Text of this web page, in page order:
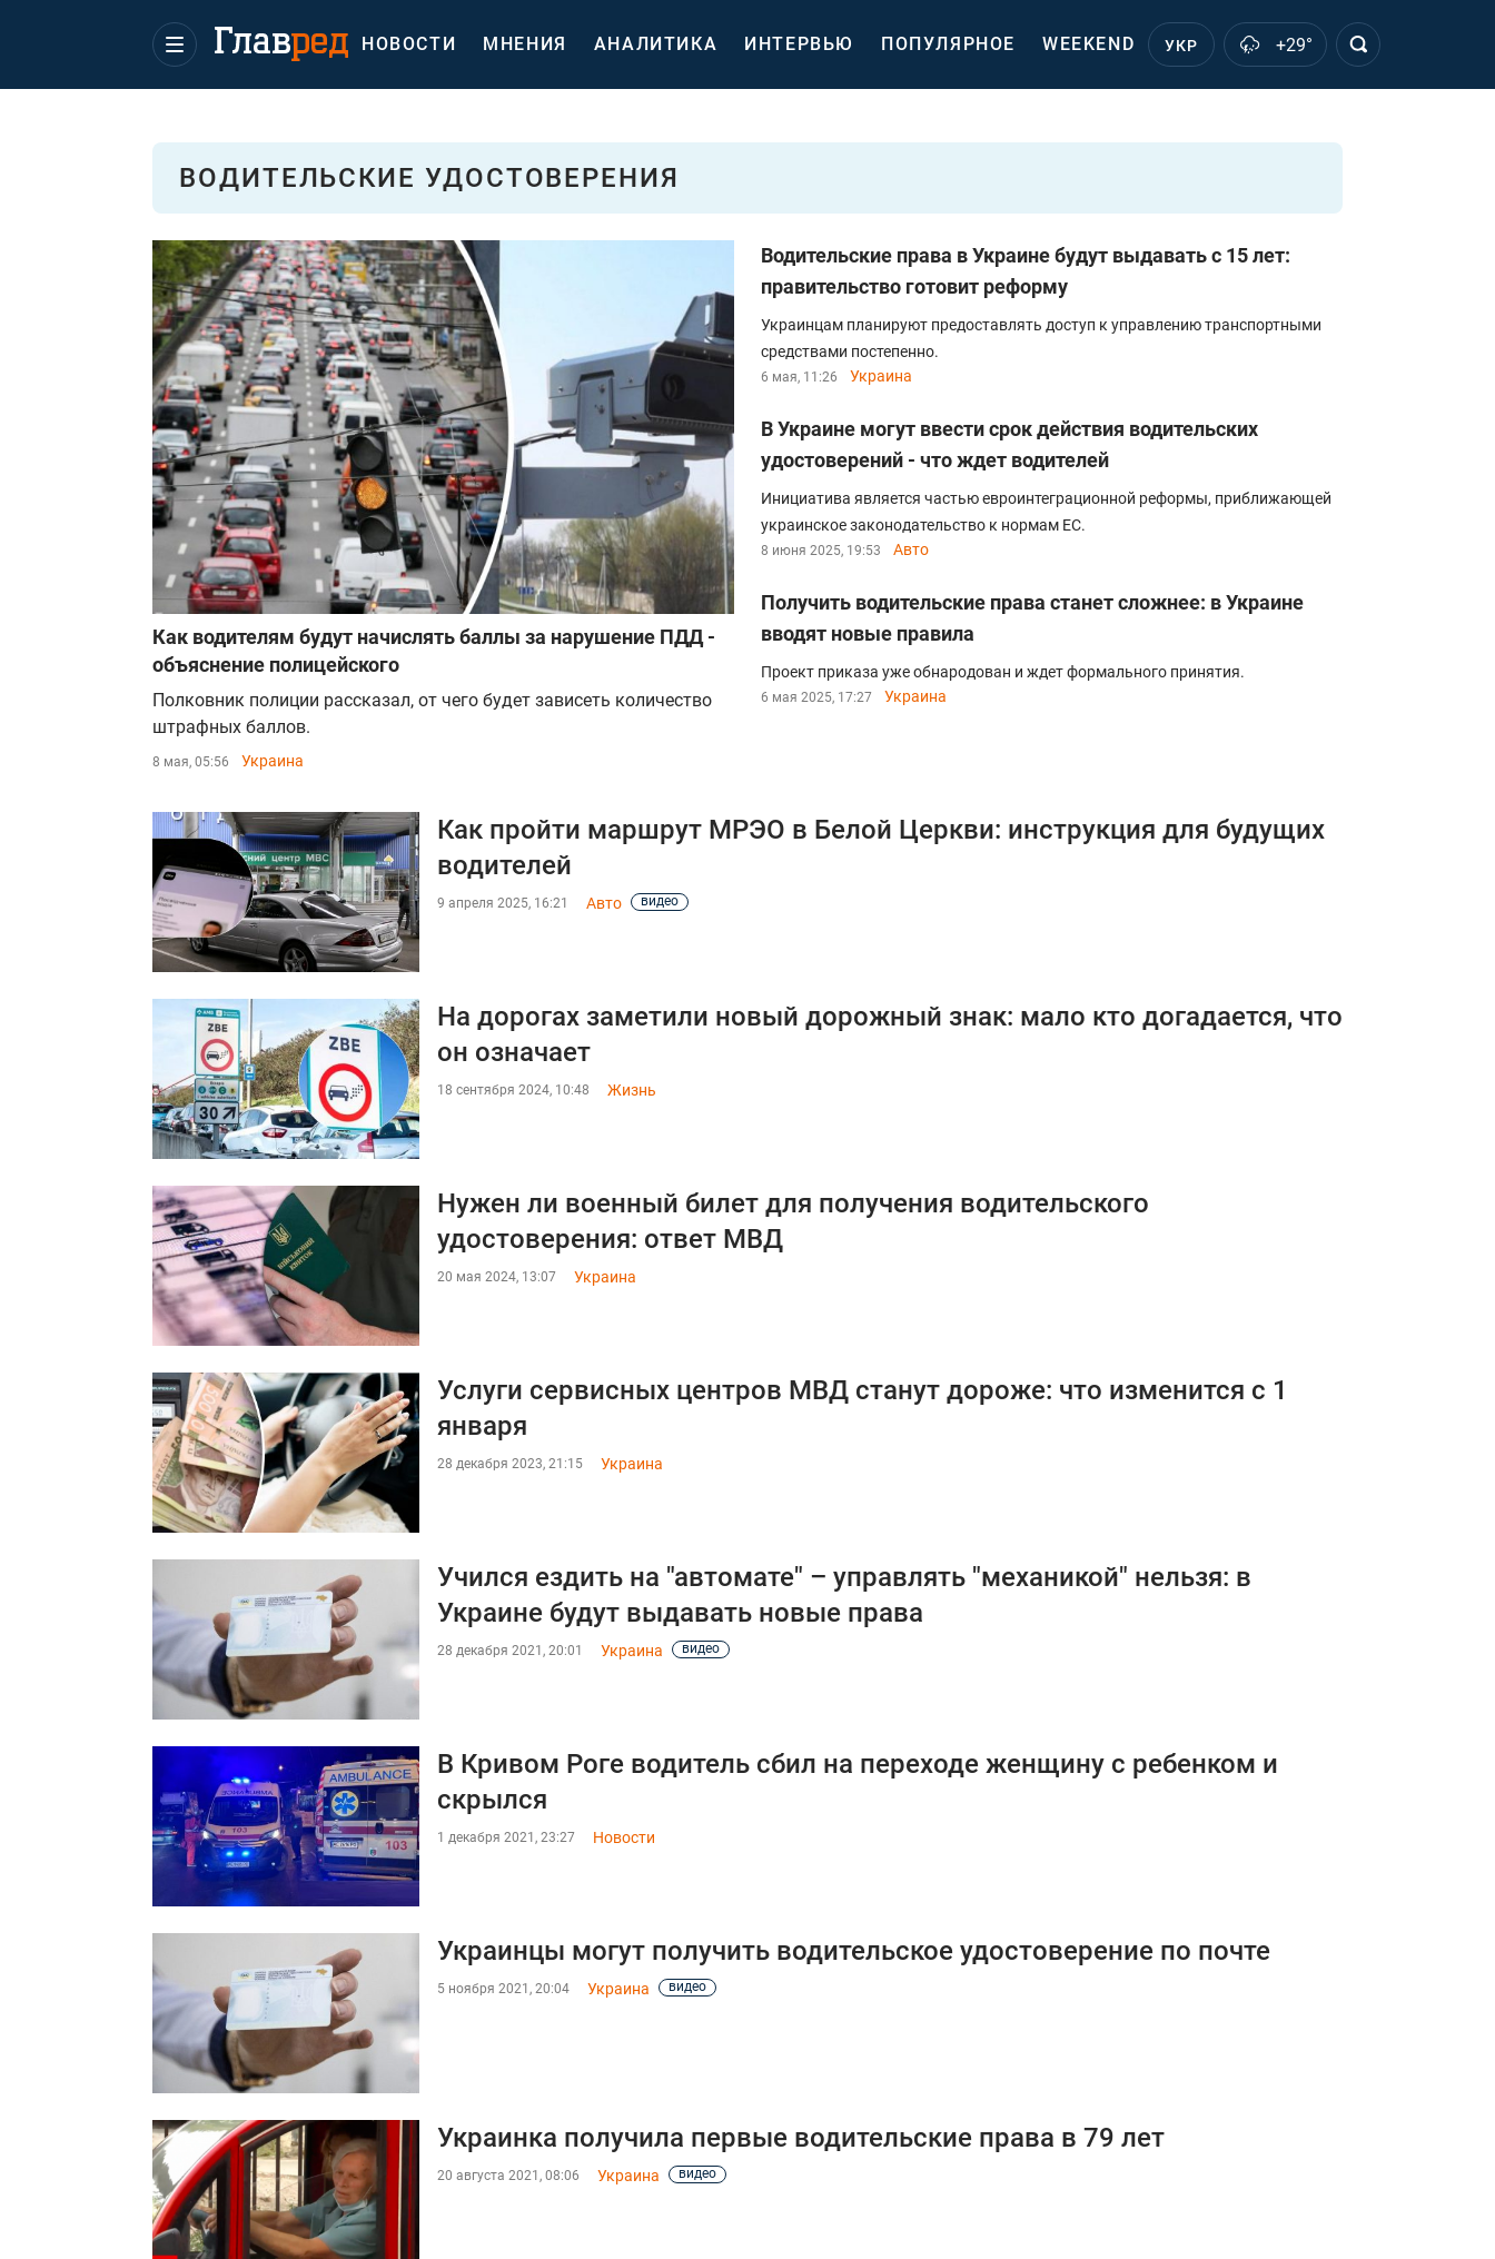
НОВОСТИ МНЕНИЯ АНАЛИТИКА ИНТЕРВЬЮ ПОПУЛЯРНОЕ WEEKEND УКР +29°
ВОДИТЕЛЬСКИЕ УДОСТОВЕРЕНИЯ
Как водителям будут начислять баллы за нарушение ПДД -
объяснение полицейского
Полковник полиции рассказал, от чего будет зависеть количество
штрафных баллов.
8 мая, 05:56 Украина
Водительские права в Украине будут выдавать с 15 лет:
правительство готовит реформу
Украинцам планируют предоставлять доступ к управлению транспортными
средствами постепенно.
6 мая, 11:26 Украина
В Украине могут ввести срок действия водительских
удостоверений - что ждет водителей
Инициатива является частью евроинтеграционной реформы, приближающей
украинское законодательство к нормам ЕС.
8 июня 2025, 19:53 Авто
Получить водительские права станет сложнее: в Украине
вводят новые правила
Проект приказа уже обнародован и ждет формального принятия.
6 мая 2025, 17:27 Украина
Как пройти маршрут МРЭО в Белой Церкви: инструкция для будущих
водителей
9 апреля 2025, 16:21 Авто видео
На дорогах заметили новый дорожный знак: мало кто догадается, что
он означает
18 сентября 2024, 10:48 Жизнь
Нужен ли военный билет для получения водительского
удостоверения: ответ МВД
20 мая 2024, 13:07 Украина
Услуги сервисных центров МВД станут дороже: что изменится с 1
января
28 декабря 2023, 21:15 Украина
Учился ездить на "автомате" – управлять "механикой" нельзя: в
Украине будут выдавать новые права
28 декабря 2021, 20:01 Украина видео
В Кривом Роге водитель сбил на переходе женщину с ребенком и
скрылся
1 декабря 2021, 23:27 Новости
Украинцы могут получить водительское удостоверение по почте
5 ноября 2021, 20:04 Украина видео
Украинка получила первые водительские права в 79 лет
20 августа 2021, 08:06 Украина видео